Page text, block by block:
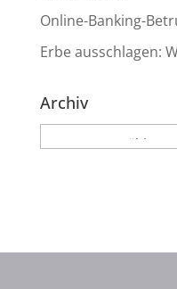
Online-Banking-
Erbe ausschlagen:
Archiv